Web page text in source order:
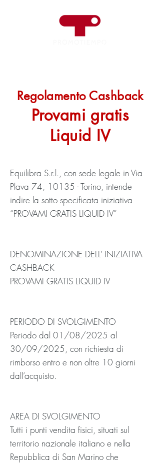
Regolamento Cashback
Provami gratis
Liquid IV
Equilibra S.r.l., con sede legale in Via
Plava 74, 10135 - Torino, intende
indire la sotto specificata iniziativa
“PROVAMI GRATIS LIQUID IV”
DENOMINAZIONE DELL’ INIZIATIVA
CASHBACK
PROVAMI GRATIS LIQUID IV
PERIODO DI SVOLGIMENTO
Periodo dal 01/08/2025 al
30/09/2025, con richiesta di
rimborso entro e non oltre 10 giorni
dall’acquisto.
AREA DI SVOLGIMENTO
Tutti i punti vendita fisici, situati sul
territorio nazionale italiano e nella
Repubblica di San Marino che